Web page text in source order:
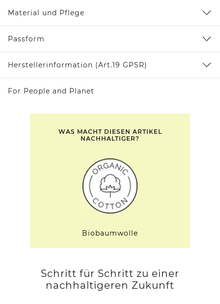
Material und Pflege
Passform
Herstellerinformation (Art.19 GPSR)
For People and Planet
WAS MACHT DIESEN ARTIKEL
NACHHALTIGER?
Biobaumwolle
Schritt für Schritt zu einer
nachhaltigeren Zukunft